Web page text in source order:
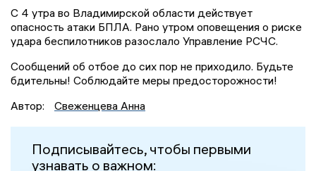
С 4 утра во Владимирской области действует
опасность атаки БПЛА. Рано утром оповещения о риске
удара беспилотников разослало Управление РСЧС.
Сообщений об отбое до сих пор не приходило. Будьте
бдительны! Соблюдайте меры предосторожности!
Автор:
Свеженцева Анна
Подписывайтесь, чтобы первыми
узнавать о важном: